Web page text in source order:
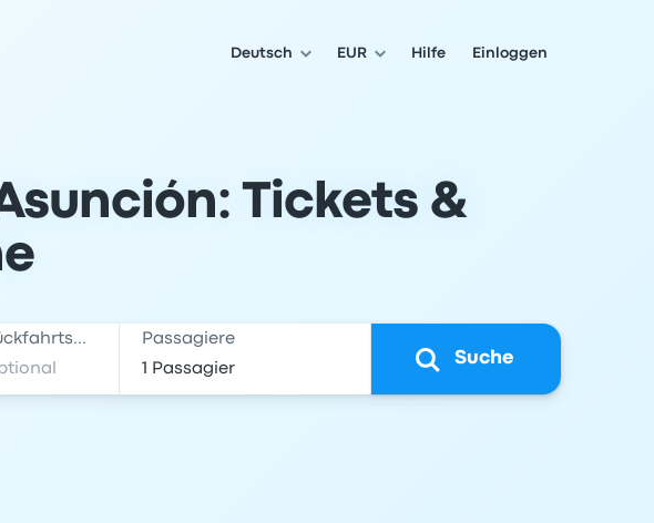
Deutsch EUR Hilfe Einloggen
Tickets &
Rückfahrtsdatum Passagiere
Suche